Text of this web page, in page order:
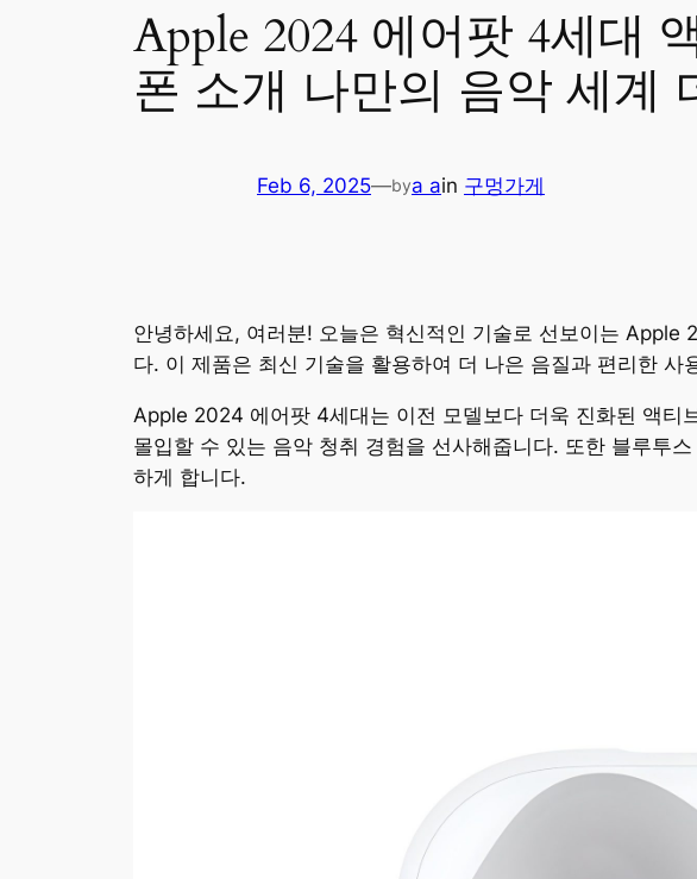
Apple 2024 에어팟 4세대
폰 소개 나만의 음악 세계
Feb 6, 2025—bya ain 구멍가게
안녕하세요, 여러분! 오늘은 혁신적인 기술로 선보이는
다. 이 제품은 최신 기술을 활용하여 더 나은 음질과 편리한
Apple 2024 에어팟 4세대는 이전 모델보다 더욱 진화된 액티
몰입할 수 있는 음악 청취 경험을 선사해줍니다. 또한 블루투
하게 합니다.